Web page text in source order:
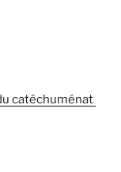
catéchuménat